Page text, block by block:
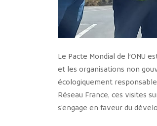
Le Pacte Mondial de l’ONU
et les organisations non
écologiquement
Réseau France, ces visites
s’engage en faveur du